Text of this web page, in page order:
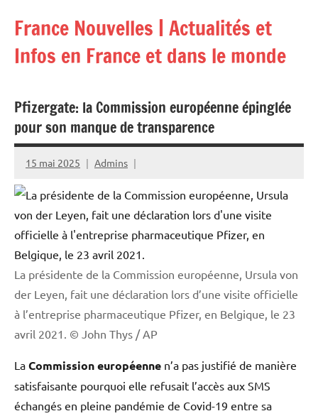
contenu
France Nouvelles | Actualités et
Infos en France et dans le monde
Pfizergate: la Commission européenne épinglée
pour son manque de transparence
15 mai 2025 Admins
La présidente de la Commission européenne, Ursula von
der Leyen, fait une déclaration lors d’une visite officielle
à l’entreprise pharmaceutique Pfizer, en Belgique, le 23
avril 2021. © John Thys / AP
La Commission européenne n’a pas justifié de manière
satisfaisante pourquoi elle refusait l’accès aux SMS
échangés en pleine pandémie de Covid-19 entre sa